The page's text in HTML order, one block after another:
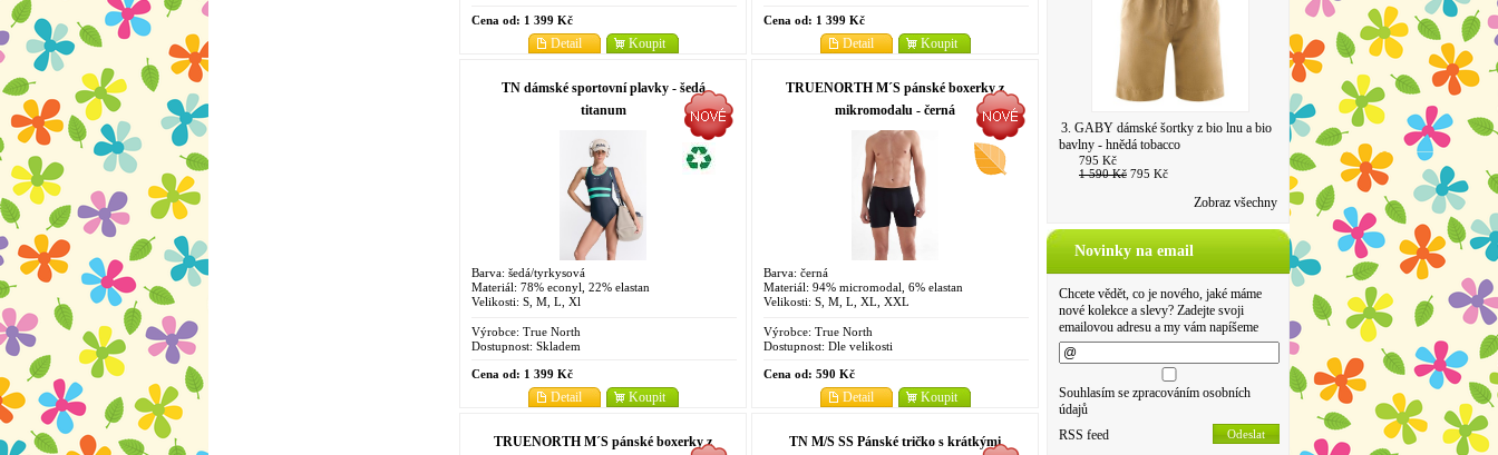
Cena od: 1 399 Kč
Koupit
Detail
Cena od: 1 399 Kč
Koupit
Detail
TN dámské sportovní plavky - šedá
titanum
Barva: šedá/tyrkysová
Materiál: 78% econyl, 22% elastan
Velikosti: S, M, L, Xl
Výrobce: True North
Dostupnost: Skladem
Cena od: 1 399 Kč
Koupit
Detail
TRUENORTH M´S pánské boxerky z
mikromodalu - černá
Barva: černá
Materiál: 94% micromodal, 6% elastan
Velikosti: S, M, L, XL, XXL
Výrobce: True North
Dostupnost: Dle velikosti
Cena od: 590 Kč
Koupit
Detail
TRUENORTH M´S pánské boxerky z
TN M/S SS Pánské tričko s krátkými
3. GABY dámské šortky z bio lnu a bio
bavlny - hnědá tobacco
795 Kč
1 590 Kč 795 Kč
Zobraz všechny
Novinky na email
Chcete vědět, co je nového, jaké máme
nové kolekce a slevy? Zadejte svoji
emailovou adresu a my vám napíšeme
Souhlasím se zpracováním osobních
údajů
Odeslat
RSS feed